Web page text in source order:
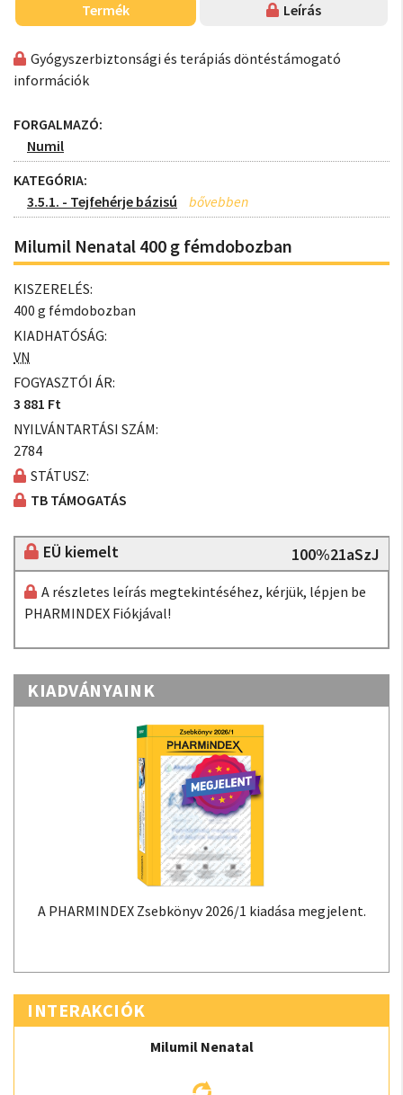
Termék Leírás
Gyógyszerbiztonsági és terápiás döntéstámogató
információk
FORGALMAZÓ:
Numil
KATEGÓRIA:
3.5.1. - Tejfehérje bázisú
Milumil Nenatal 400 g fémdobozban
KISZERELÉS:
400 g fémdobozban
KIADHATÓSÁG:
VN
FOGYASZTÓI ÁR:
3 881 Ft
NYILVÁNTARTÁSI SZÁM:
2784
STÁTUSZ:
TB TÁMOGATÁS
EÜ kiemelt 100%21aSzJ
A részletes leírás megtekintéséhez, kérjük, lépjen be
PHARMINDEX Fiókjával!
KIADVÁNYAINK
A PHARMINDEX Zsebkönyv 2026/1 kiadása megjelent.
INTERAKCIÓK
Milumil Nenatal